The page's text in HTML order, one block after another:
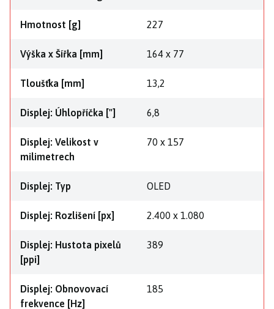
Hmotnost [g] 227
Výška x Šířka [mm] 164 x 77
Tloušťka [mm] 13,2
Displej: Úhlopříčka ["] 6,8
Displej: Velikost v
milimetrech
70 x 157
Displej: Typ OLED
Displej: Rozlišení [px] 2.400 x 1.080
Displej: Hustota pixelů
[ppi]
389
Displej: Obnovovací
frekvence [Hz]
185